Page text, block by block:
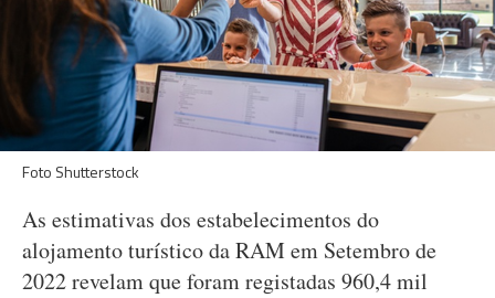
Foto Shutterstock
As estimativas dos estabelecimentos do
alojamento turístico da RAM em Setembro de
2022 revelam que foram registadas 960,4 mil